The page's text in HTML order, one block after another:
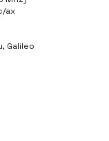
ax
Galileo